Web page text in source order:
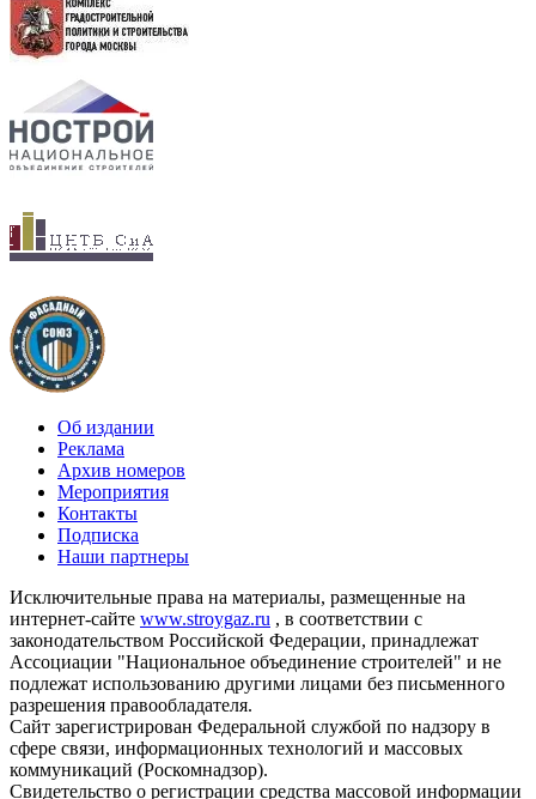
Об издании
Реклама
Архив номеров
Мероприятия
Контакты
Подписка
Наши партнеры
Исключительные права на материалы, размещенные на
интернет-сайте www.stroygaz.ru , в соответствии с
законодательством Российской Федерации, принадлежат
Ассоциации "Национальное объединение строителей" и не
подлежат использованию другими лицами без письменного
разрешения правообладателя.
Сайт зарегистрирован Федеральной службой по надзору в
сфере связи, информационных технологий и массовых
коммуникаций (Роскомнадзор).
Свидетельство о регистрации средства массовой информации